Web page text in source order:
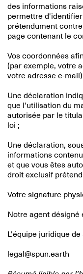
des informations
permettre
prétendument
page contenant le
Vos coordonnées
(par exemple, votre
votre adresse e-
Une déclaration
que l'utilisation du
autorisée par le
loi ;
Une déclaration,
informations
et que vous êtes
droit exclusif
Votre signature
Notre agent désigné
L'équipe juridique de
legal@spun.earth